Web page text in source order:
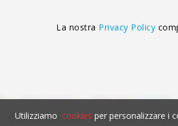
La nostra Privacy Policy
Questo contenuto non è visibile senza
Utilizziamo cookies per personalizzare i